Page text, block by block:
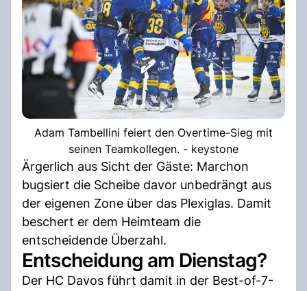
Adam Tambellini feiert den Overtime-Sieg mit
seinen Teamkollegen. - keystone
Ärgerlich aus Sicht der Gäste: Marchon
bugsiert die Scheibe davor unbedrängt aus
der eigenen Zone über das Plexiglas. Damit
beschert er dem Heimteam die
entscheidende Überzahl.
Entscheidung am Dienstag?
Der HC Davos führt damit in der Best-of-7-